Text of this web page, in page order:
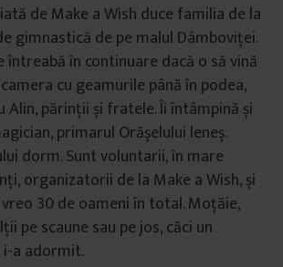
de Make a Wish duce familia de la
gimnastică de pe malul Dâmboviței.
întreabă în continuare dacă o să vină
cu geamurile până în podea,
Alin, părinții și fratele. Îi întâmpină și
primarul Orășelului leneș.
dorm. Sunt voluntarii, în mare
organizatorii de la Make a Wish, și
30 de oameni în total. Moțăie,
pe scaune sau pe jos, căci un
a adormit.